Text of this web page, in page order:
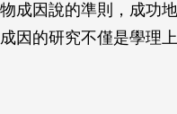
成因說的準則，成功
因的研究不僅是學理